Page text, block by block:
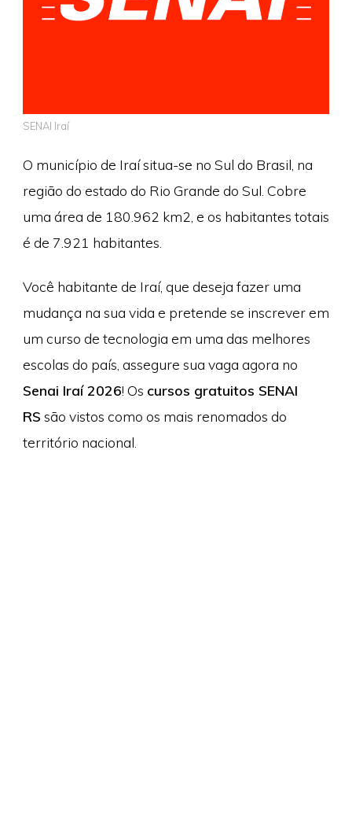
SENAI Iraí
O município de Iraí situa-se no Sul do Brasil, na
região do estado do Rio Grande do Sul. Cobre
uma área de 180.962 km2, e os habitantes totais
é de 7.921 habitantes.
Você habitante de Iraí, que deseja fazer uma
mudança na sua vida e pretende se inscrever em
um curso de tecnologia em uma das melhores
escolas do país, assegure sua vaga agora no
Senai Iraí 2026! Os cursos gratuitos SENAI
RS são vistos como os mais renomados do
território nacional.